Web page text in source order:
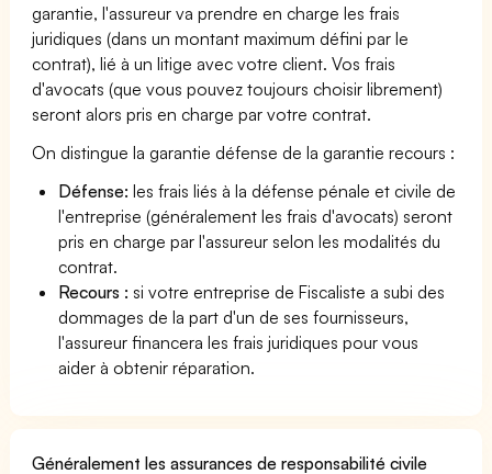
garantie, l'assureur va prendre en charge les frais
juridiques (dans un montant maximum défini par le
contrat), lié à un litige avec votre client. Vos frais
d'avocats (que vous pouvez toujours choisir librement)
seront alors pris en charge par votre contrat.
On distingue la garantie défense de la garantie recours :
Défense: les frais liés à la défense pénale et civile de
l'entreprise (généralement les frais d'avocats) seront
pris en charge par l'assureur selon les modalités du
contrat.
Recours : si votre entreprise de Fiscaliste a subi des
dommages de la part d'un de ses fournisseurs,
l'assureur financera les frais juridiques pour vous
aider à obtenir réparation.
Généralement les assurances de responsabilité civile